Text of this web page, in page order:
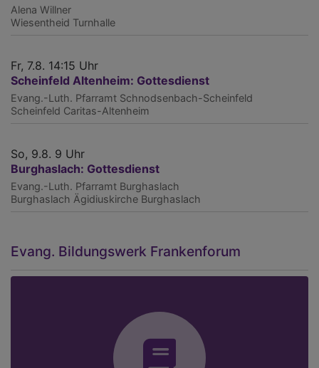
Alena Willner
Wiesentheid Turnhalle
Fr, 7.8. 14:15 Uhr
Scheinfeld Altenheim: Gottesdienst
Evang.-Luth. Pfarramt Schnodsenbach-Scheinfeld
Scheinfeld Caritas-Altenheim
So, 9.8. 9 Uhr
Burghaslach: Gottesdienst
Evang.-Luth. Pfarramt Burghaslach
Burghaslach Ägidiuskirche Burghaslach
Evang. Bildungswerk Frankenforum